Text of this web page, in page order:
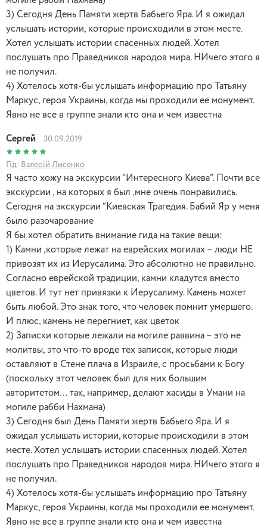
3) Сегодня День Памяти жертв Бабьего Яра. И я ожидал
услышать истории, которые происходили в этом месте.
Хотел услышать истории спасенных людей. Хотел
послушать про Праведников народов мира. НИчего этого я
не получил.
4) Хотелось хотя-бы услышать информацию про Татьяну
Маркус, героя Украины, когда мы проходили ее монумент.
Явно не все в группе знали кто она и чем известна
Сергей 30.09.2019
Гід: Валерій Лисенко
Я часто хожу на экскурсии “Интересного Киева”. Почти все
экскурсии , на которых я был ,мне очень понравились.
Сегодня на экскурсии “Киевская Трагедия. Бабий Яр у меня
было разочарование
Я бы хотел обратить внимание гида на такие вещи:
1) Камни ,которые лежат на еврейских могилах – люди НЕ
привозят их из Иерусалима. Это абсолютно не правильно.
Согласно еврейской традиции, камни кладутся вместо
цветов. И тут нет привязки к Иерусалиму. Камень может
быть любой. Это знак того, что человек помнит умершего.
И плюс, камень не перегниет, как цветок
2) Записки которые лежали на могиле раввина – это не
молитвы, это что-то вроде тех записок, которые люди
оставляют в Стене плача в Израиле, с просьбами к Богу
(поскольку этот человек был для них большим
авторитетом… так, например, делают хасиды в Умани на
могиле рабби Нахмана)
3) Сегодня был День Памяти жертв Бабьего Яра. И я
ожидал услышать истории, которые происходили в этом
месте. Хотел услышать истории спасенных людей. Хотел
послушать про Праведников народов мира. НИчего этого я
не получил.
4) Хотелось хотя-бы услышать информацию про Татьяну
Маркус, героя Украины, когда мы проходили ее монумент.
Явно не все в группе знали кто она и чем известна